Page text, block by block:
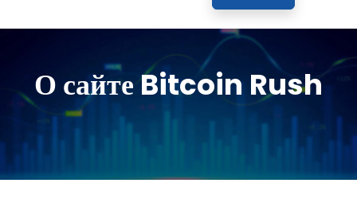
О сайте Bitcoin Rush